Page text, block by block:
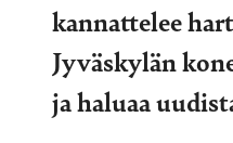
kannattelee
Jyväskylän
ja haluaa